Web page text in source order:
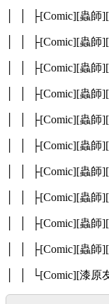
│ │ ├[Comic][蟲師
│ │ ├[Comic][蟲師
│ │ ├[Comic][蟲師
│ │ ├[Comic][蟲師
│ │ ├[Comic][蟲師
│ │ ├[Comic][蟲師
│ │ ├[Comic][蟲師
│ │ ├[Comic][蟲師
│ │ ├[Comic][蟲師
│ │ ├[Comic][蟲師
│ │ └[Comic][漆原